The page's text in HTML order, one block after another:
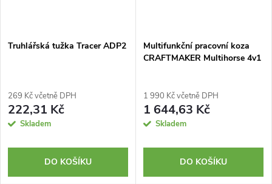
Truhlářská tužka Tracer ADP2
269 Kč včetně DPH
222,31 Kč
Skladem
DO KOŠÍKU
Multifunkční pracovní koza
CRAFTMAKER Multihorse 4v1
1 990 Kč včetně DPH
1 644,63 Kč
Skladem
DO KOŠÍKU